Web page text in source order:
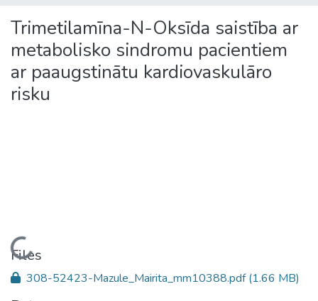
Trimetilamīna-N-Oksīda saistība ar
metabolisko sindromu pacientiem
ar paaugstinātu kardiovaskulāro
risku
Loading...
Files
308-52423-Mazule_Mairita_mm10388.pdf(1.66 MB)